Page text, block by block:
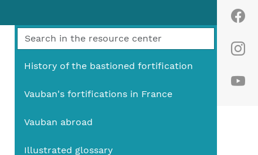
Social
History of the bastioned fortification
Vauban's fortifications in France
Vauban abroad
Illustrated glossary